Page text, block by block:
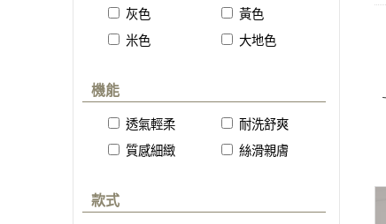
灰色
黃色
米色
大地色
機能
透氣輕柔
耐洗舒爽
質感細緻
絲滑親膚
款式